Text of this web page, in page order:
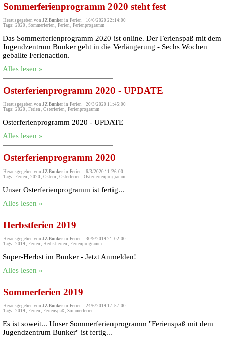
Sommerferienprogramm 2020 steht fest
Herausgegeben von JZ Bunker in Ferien · 16/6/2020 22:14:00
Tags: 2020 , Sommerferien , Ferien , Ferienprogramm
Das Sommerferienprogramm 2020 ist online. Der Ferienspaß mit dem
Jugendzentrum Bunker geht in die Verlängerung - Sechs Wochen
geballte Ferienaction.
Alles lesen »
Osterferienprogramm 2020 - UPDATE
Herausgegeben von JZ Bunker in Ferien · 20/3/2020 11:45:00
Tags: 2020 , Ferien , Osterferien , Ferienprogramm
Osterferienprogramm 2020 - UPDATE
Alles lesen »
Osterferienprogramm 2020
Herausgegeben von JZ Bunker in Ferien · 6/3/2020 11:26:00
Tags: Ferien , 2020 , Ostern , Osterferien , Osterferienprogramm
Unser Osterferienprogramm ist fertig...
Alles lesen »
Herbstferien 2019
Herausgegeben von JZ Bunker in Ferien · 30/9/2019 21:02:00
Tags: 2019 , Ferien , Herbstferien , Ferienprogramm
Super-Herbst im Bunker - Jetzt Anmelden!
Alles lesen »
Sommerferien 2019
Herausgegeben von JZ Bunker in Ferien · 24/6/2019 17:57:00
Tags: 2019 , Ferien , Ferienspaß , Sommerferien
Es ist soweit... Unser Sommerferienprogramm "Ferienspaß mit dem
Jugendzentrum Bunker" ist fertig...